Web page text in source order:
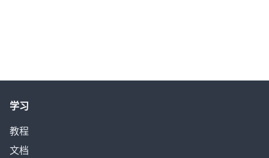
学习
教程
文档